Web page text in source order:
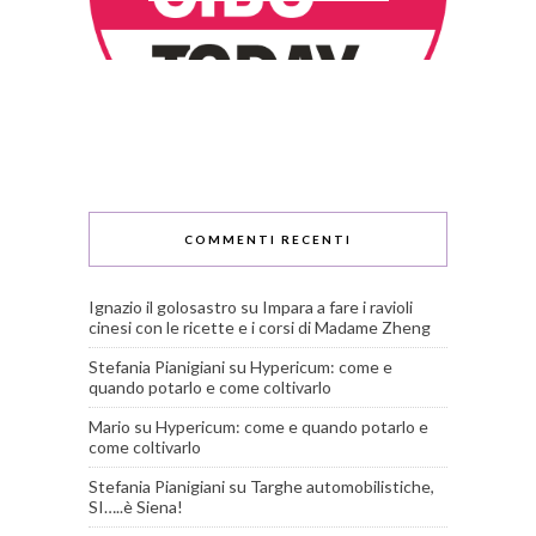
COMMENTI RECENTI
Ignazio il golosastro su Impara a fare i ravioli
cinesi con le ricette e i corsi di Madame Zheng
Stefania Pianigiani su Hypericum: come e
quando potarlo e come coltivarlo
Mario su Hypericum: come e quando potarlo e
come coltivarlo
Stefania Pianigiani su Targhe automobilistiche,
SI…..è Siena!